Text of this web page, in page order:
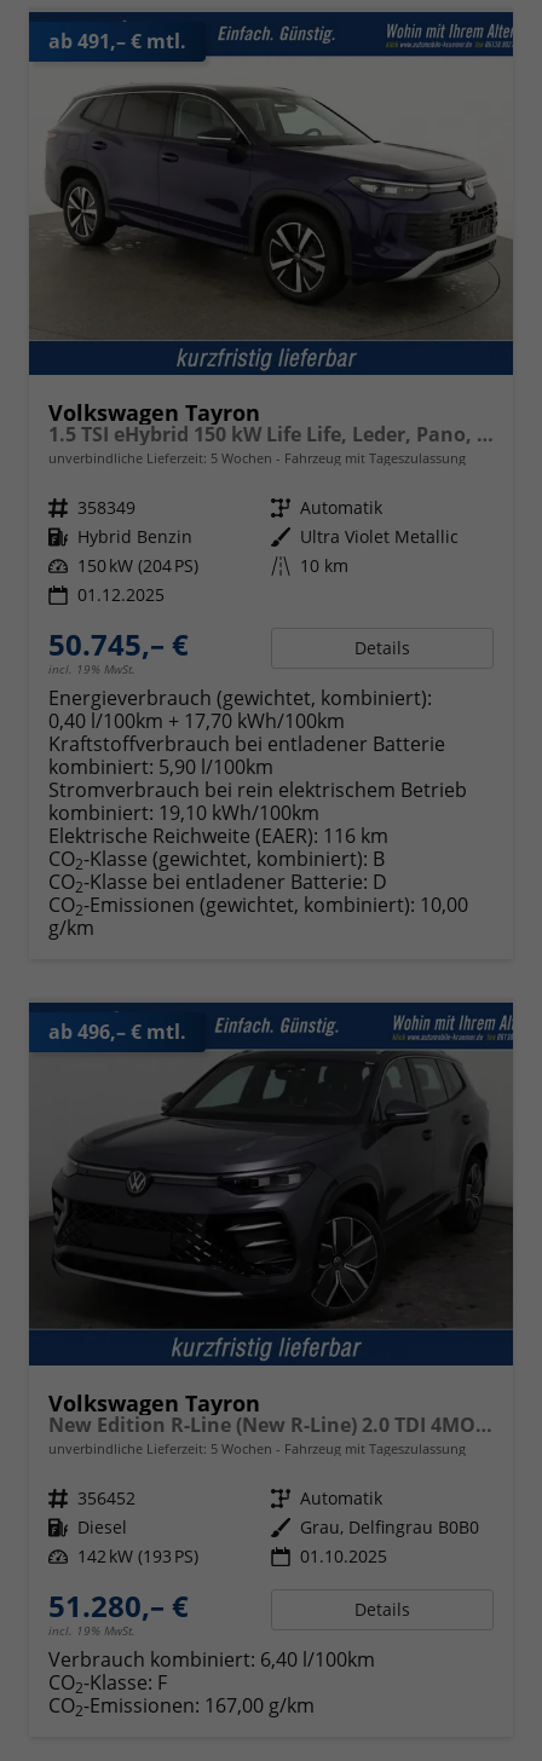
ab 491,– € mtl.
Volkswagen Tayron
1.5 TSI eHybrid 150 kW Life Life, Leder, Pano, HuD, AHK, AreaView, Side, Navi, Winter, 5-J. Garantie
unverbindliche Lieferzeit: 5 Wochen Fahrzeug mit Tageszulassung
Fahrzeugnr. 358349 Getriebe Automatik
Kraftstoff Hybrid Benzin Außenfarbe Ultra Violet Metallic
Leistung 150 kW (204 PS) Kilometerstand 10 km
01.12.2025
50.745,– €
incl. 19% MwSt.
Details
Energieverbrauch (gewichtet, kombiniert):
0,40 l/100km + 17,70 kWh/100km
Kraftstoffverbrauch bei entladener Batterie
kombiniert: 5,90 l/100km
Stromverbrauch bei rein elektrischem Betrieb
kombiniert: 19,10 kWh/100km
Elektrische Reichweite (EAER): 116 km
CO2-Klasse (gewichtet, kombiniert): B
CO2-Klasse bei entladener Batterie: D
CO2-Emissionen (gewichtet, kombiniert): 10,00
g/km
ab 496,– € mtl.
Volkswagen Tayron
New Edition R-Line (New R-Line) 2.0 TDI 4MOTION 142kW (193 PS) 7-Gang-Doppelkupplungsgetriebe DSG
unverbindliche Lieferzeit: 5 Wochen Fahrzeug mit Tageszulassung
Fahrzeugnr. 356452 Getriebe Automatik
Kraftstoff Diesel Außenfarbe Grau, Delfingrau B0B0
Leistung 142 kW (193 PS) 01.10.2025
51.280,– €
incl. 19% MwSt.
Details
Verbrauch kombiniert: 6,40 l/100km
CO2-Klasse: F
CO2-Emissionen: 167,00 g/km